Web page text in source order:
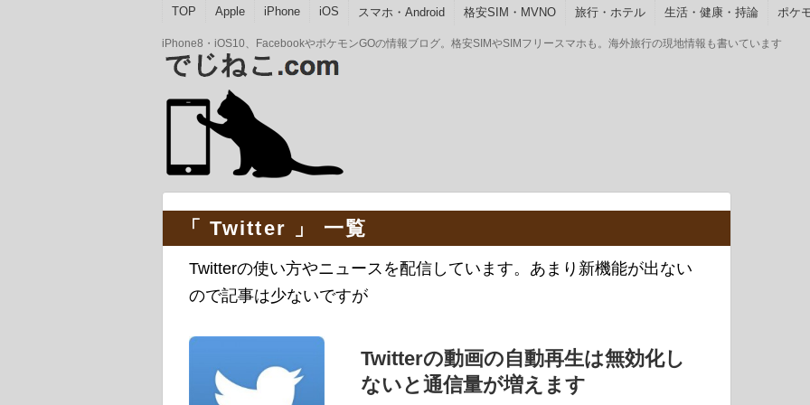
TOP Apple iPhone iOS スマホ・Android 格安SIM・MVNO 旅行・ホテル 生活・健康・持論 ポケ
iPhone8・iOS10、FacebookやポケモンGOの情報ブログ。格安SIMやSIMフリースマホも。海外旅行の現地情報も書いています
「 Twitter 」 一覧
Twitterの使い方やニュースを配信しています。あまり新機能が出ない
ので記事は少ないですが
Twitterの動画の自動再生は無効化し
ないと通信量が増えます